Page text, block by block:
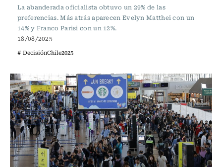
La abanderada oficialista obtuvo un 29% de las
preferencias. Más atrás aparecen Evelyn Matthei con un
14% y Franco Parisi con un 12%.
18/08/2025
# DecisiónChile2025